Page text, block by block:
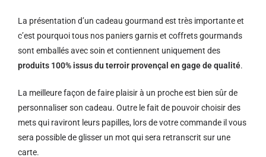
La présentation d’un cadeau gourmand est très importante et
c’est pourquoi tous nos paniers garnis et coffrets gourmands
sont emballés avec soin et contiennent uniquement des
produits 100% issus du terroir provençal en gage de qualité.
La meilleure façon de faire plaisir à un proche est bien sûr de
personnaliser son cadeau. Outre le fait de pouvoir choisir des
mets qui raviront leurs papilles, lors de votre commande il vous
sera possible de glisser un mot qui sera retranscrit sur une
carte.